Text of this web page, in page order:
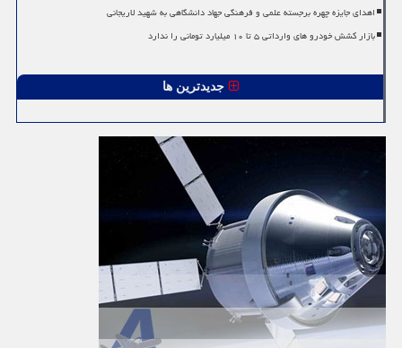
اهدای جایزه چهره برجسته علمی و فرهنگی جهاد دانشگاهی به شهید لاریجانی
بازار کشش خودرو های وارداتی ۵ تا ۱۰ میلیارد تومانی را ندارد
جدیدترین ها